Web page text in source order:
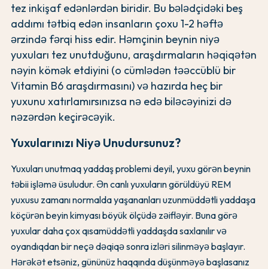
tez inkişaf edənlərdən biridir. Bu bələdçidəki beş
addımı tətbiq edən insanların çoxu 1-2 həftə
ərzində fərqi hiss edir. Həmçinin beynin niyə
yuxuları tez unutduğunu, araşdırmaların həqiqətən
nəyin kömək etdiyini (o cümlədən təəccüblü bir
Vitamin B6 araşdırmasını) və hazırda heç bir
yuxunu xatırlamırsınızsa nə edə biləcəyinizi də
nəzərdən keçirəcəyik.
Yuxularınızı Niyə Unudursunuz?
Yuxuları unutmaq yaddaş problemi deyil, yuxu görən beynin
təbii işləmə üsuludur. Ən canlı yuxuların görüldüyü REM
yuxusu zamanı normalda yaşananları uzunmüddətli yaddaşa
köçürən beyin kimyası böyük ölçüdə zəifləyir. Buna görə
yuxular daha çox qısamüddətli yaddaşda saxlanılır və
oyandıqdan bir neçə dəqiqə sonra izləri silinməyə başlayır.
Hərəkət etsəniz, gününüz haqqında düşünməyə başlasanız